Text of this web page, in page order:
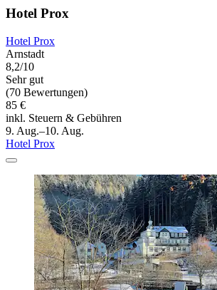
Hotel Prox
Hotel Prox
Arnstadt
8,2/10
Sehr gut
(70 Bewertungen)
85 €
inkl. Steuern & Gebühren
9. Aug.–10. Aug.
Hotel Prox